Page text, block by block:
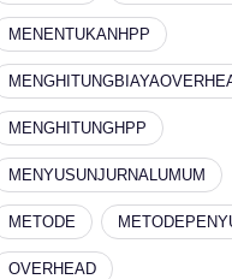
MENENTUKANHPP
MENGHITUNGHPP
MENYUSUNJURNALUMUM
METODE
OVERHEAD